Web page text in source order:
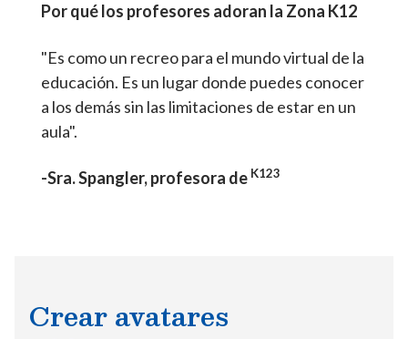
Por qué los profesores adoran la Zona K12
"Es como un recreo para el mundo virtual de la
educación. Es un lugar donde puedes conocer
a los demás sin las limitaciones de estar en un
aula".
-Sra. Spangler, profesora de K123
Crear avatares